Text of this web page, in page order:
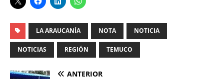
LA ARAUCANÍA NOTA NOTICIA
NOTICIAS REGIÓN TEMUCO
ANTERIOR